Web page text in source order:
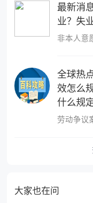
最新消
业？失
全球热
效怎么
什么规定
大家也在问